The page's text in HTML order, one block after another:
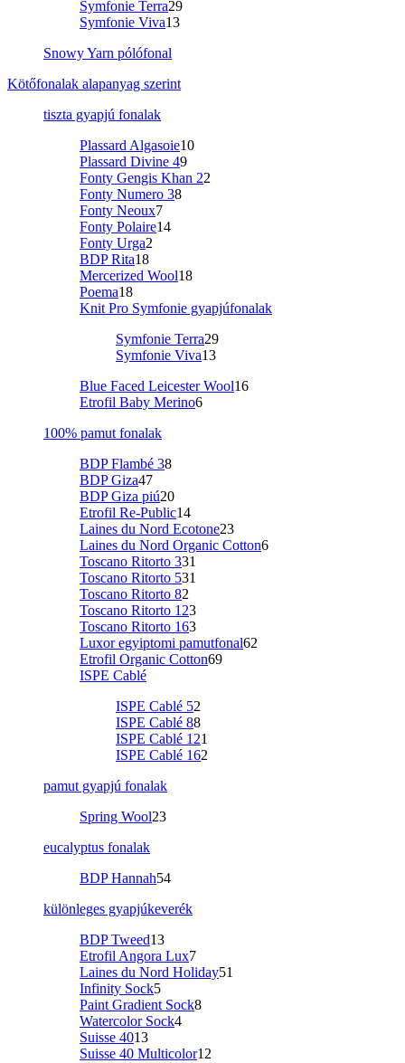
Symfonie Terra29
Symfonie Viva13
Snowy Yarn pólófonal
Kötőfonalak alapanyag szerint
tiszta gyapjú fonalak
Plassard Algasoie10
Plassard Divine 49
Fonty Gengis Khan 22
Fonty Numero 38
Fonty Neoux7
Fonty Polaire14
Fonty Urga2
BDP Rita18
Mercerized Wool18
Poema18
Knit Pro Symfonie gyapjúfonalak
Symfonie Terra29
Symfonie Viva13
Blue Faced Leicester Wool16
Etrofil Baby Merino6
100% pamut fonalak
BDP Flambé 38
BDP Giza47
BDP Giza piú20
Etrofil Re-Public14
Laines du Nord Ecotone23
Laines du Nord Organic Cotton6
Toscano Ritorto 331
Toscano Ritorto 531
Toscano Ritorto 82
Toscano Ritorto 123
Toscano Ritorto 163
Luxor egyiptomi pamutfonal62
Etrofil Organic Cotton69
ISPE Cablé
ISPE Cablé 52
ISPE Cablé 88
ISPE Cablé 121
ISPE Cablé 162
pamut gyapjú fonalak
Spring Wool23
eucalyptus fonalak
BDP Hannah54
különleges gyapjúkeverék
BDP Tweed13
Etrofil Angora Lux7
Laines du Nord Holiday51
Infinity Sock5
Paint Gradient Sock8
Watercolor Sock4
Suisse 4013
Suisse 40 Multicolor12